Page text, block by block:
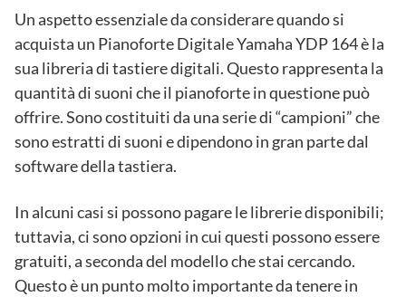
Un aspetto essenziale da considerare quando si
acquista un Pianoforte Digitale Yamaha YDP 164 è la
sua libreria di tastiere digitali. Questo rappresenta la
quantità di suoni che il pianoforte in questione può
offrire. Sono costituiti da una serie di “campioni” che
sono estratti di suoni e dipendono in gran parte dal
software della tastiera.
In alcuni casi si possono pagare le librerie disponibili;
tuttavia, ci sono opzioni in cui questi possono essere
gratuiti, a seconda del modello che stai cercando.
Questo è un punto molto importante da tenere in